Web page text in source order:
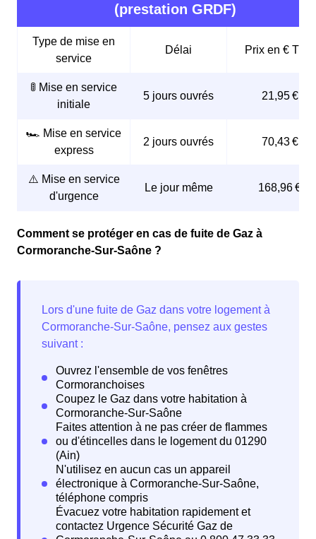
(prestation GRDF)
Type de mise en
service
Délai Prix en € TTC
🚦 Mise en service
initiale
5 jours ouvrés 21,95 €
🏎️ Mise en service
express
2 jours ouvrés 70,43 €
⚠️ Mise en service
d'urgence
Le jour même 168,96 €
Comment se protéger en cas de fuite de Gaz à
Cormoranche-Sur-Saône ?